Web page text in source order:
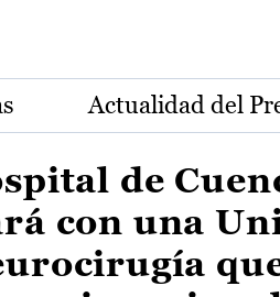
Actualidad del
de
con una